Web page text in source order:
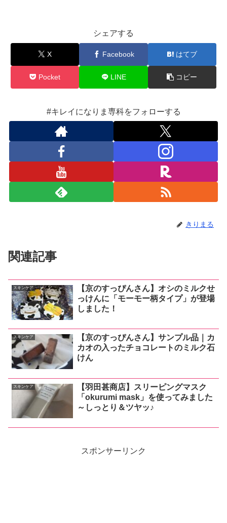
シェアする
X Facebook はてブ
Pocket LINE コピー
#キレイになりま専科をフォローする
きりまる
関連記事
スキンケア
【京のすっぴんさん】オシのミルクせ
っけんに「モーモー柄タイプ」が登場
しました！
スキンケア
【京のすっぴんさん】サンプル品｜カ
カオの入ったチョコレートのミルク石
けん
スキンケア
【羽田甚商店】スリーピングマスク
「okurumi mask」を使ってみました
～しっとり＆ツヤッ♪
スポンサーリンク